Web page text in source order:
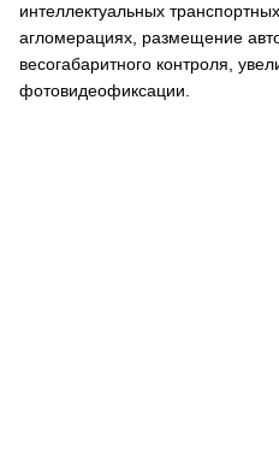
интеллектуальных
агломерациях, размещение
весогабаритного контроля,
фотовидеофиксации.